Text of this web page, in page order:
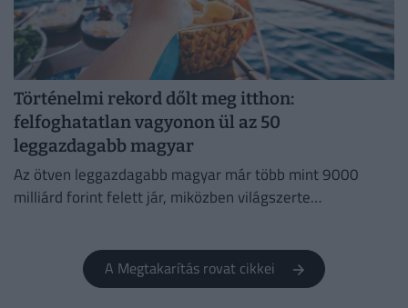
Történelmi rekord dőlt meg itthon:
felfoghatatlan vagyonon ül az 50
leggazdagabb magyar
Az ötven leggazdagabb magyar már több mint 9000
milliárd forint felett jár, miközben világszerte
A Megtakarítás rovat cikkei